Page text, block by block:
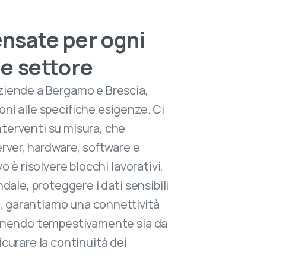
per ogni
settore
a Bergamo e Brescia,
alle specifiche esigenze. Ci
su misura, che
hardware, software e
è risolvere blocchi lavorativi,
proteggere i dati sensibili
garantiamo una connettività
tempestivamente sia da
la continuità dei